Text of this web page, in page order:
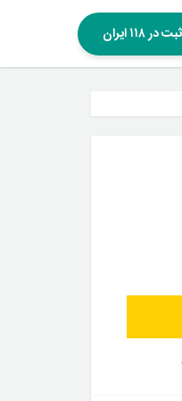
ثبت در ۱۱۸ ایران